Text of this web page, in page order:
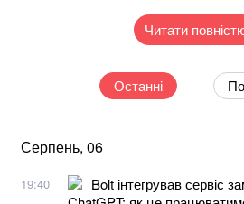
Читати
Останні
Серпень, 06
19:40
Bolt інтегрував сервіс